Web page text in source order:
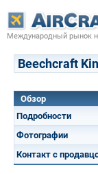
Международный рынок
Beechcraft
Обзор
Подробности
Фотографии
Контакт с